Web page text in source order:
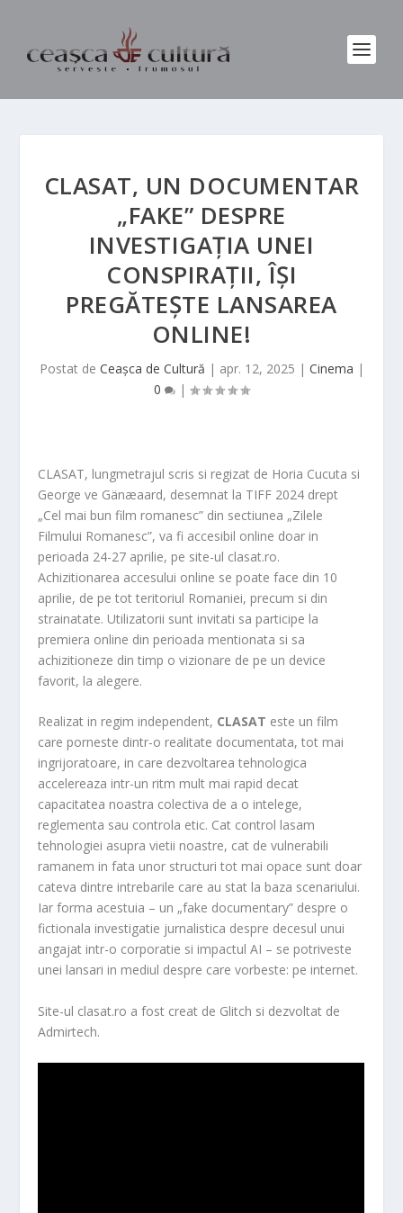
CLASAT, UN DOCUMENTAR
„FAKE” DESPRE
INVESTIGAȚIA UNEI
CONSPIRAȚII, ÎȘI
PREGĂTEȘTE LANSAREA
ONLINE!
Postat de Ceașca de Cultură | apr. 12, 2025 | Cinema |
0
|
CLASAT, lungmetrajul scris si regizat de Horia Cucuta si
George ve Gänæaard, desemnat la TIFF 2024 drept
„Cel mai bun film romanesc” din sectiunea „Zilele
Filmului Romanesc”, va fi accesibil online doar in
perioada 24-27 aprilie, pe site-ul clasat.ro.
Achizitionarea accesului online se poate face din 10
aprilie, de pe tot teritoriul Romaniei, precum si din
strainatate. Utilizatorii sunt invitati sa participe la
premiera online din perioada mentionata si sa
achizitioneze din timp o vizionare de pe un device
favorit, la alegere.
Realizat in regim independent, CLASAT este un film
care porneste dintr-o realitate documentata, tot mai
ingrijoratoare, in care dezvoltarea tehnologica
accelereaza intr-un ritm mult mai rapid decat
capacitatea noastra colectiva de a o intelege,
reglementa sau controla etic. Cat control lasam
tehnologiei asupra vietii noastre, cat de vulnerabili
ramanem in fata unor structuri tot mai opace sunt doar
cateva dintre intrebarile care au stat la baza scenariului.
Iar forma acestuia – un „fake documentary” despre o
fictionala investigatie jurnalistica despre decesul unui
angajat intr-o corporatie si impactul AI – se potriveste
unei lansari in mediul despre care vorbeste: pe internet.
Site-ul clasat.ro a fost creat de Glitch si dezvoltat de
Admirtech.